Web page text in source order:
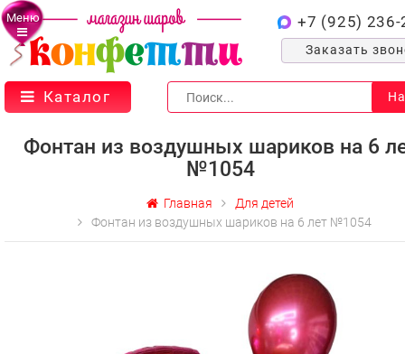
Меню +7 (925) 236-
Заказать
Каталог
Фонтан из воздушных шариков на 6
№1054
Главная
Для детей
Фонтан из воздушных шариков на 6 лет №1054